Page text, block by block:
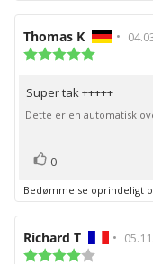
Forfatter
af
Thomas K •
af
5
stjerner
Tekst
til
Super tak +++++
Dette er en automatisk
Stem
op
0
Bedømmelse oprindeligt
Forfatter
af
Richard T •